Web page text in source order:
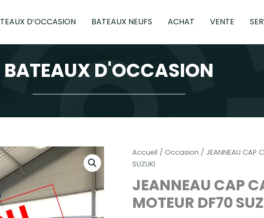
D’OCCASION BATEAUX NEUFS ACHAT VENTE
BATEAUX D'OCCASION
Accueil / Occasion / JEANNEAU CAP
SUZUKI
JEANNEAU CAP
MOTEUR DF70